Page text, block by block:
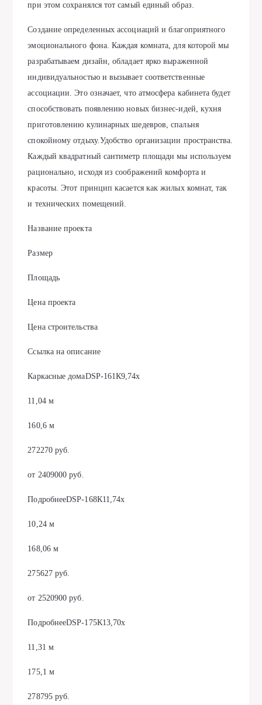
при этом сохранялся тот самый единый образ.
Создание определенных ассоциаций и благоприятного
эмоционального фона. Каждая комната, для которой мы
разрабатываем дизайн, обладает ярко выраженной
индивидуальностью и вызывает соответственные
ассоциации. Это означает, что атмосфера кабинета будет
способствовать появлению новых бизнес-идей, кухня
приготовлению кулинарных шедевров, спальня
спокойному отдыху.Удобство организации пространства.
Каждый квадратный сантиметр площади мы используем
рационально, исходя из соображений комфорта и
красоты. Этот принцип касается как жилых комнат, так
и технических помещений.
Название проекта
Размер
Площадь
Цена проекта
Цена строительства
Ссылка на описание
Каркасные домаDSP-161К9,74х
11,04 м
160,6 м
272270 руб.
от 2409000 руб.
ПодробнееDSP-168К11,74х
10,24 м
168,06 м
275627 руб.
от 2520900 руб.
ПодробнееDSP-175К13,70х
11,31 м
175,1 м
278795 руб.